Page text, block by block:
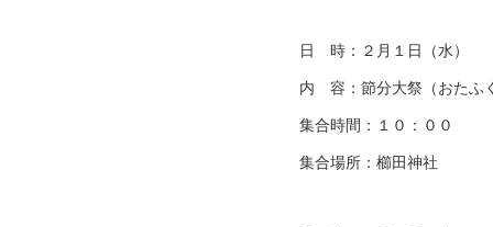
日 時：２月１日（水）
内 容：節分大祭（おたふ
集合時間：１０：００
集合場所：櫛田神社